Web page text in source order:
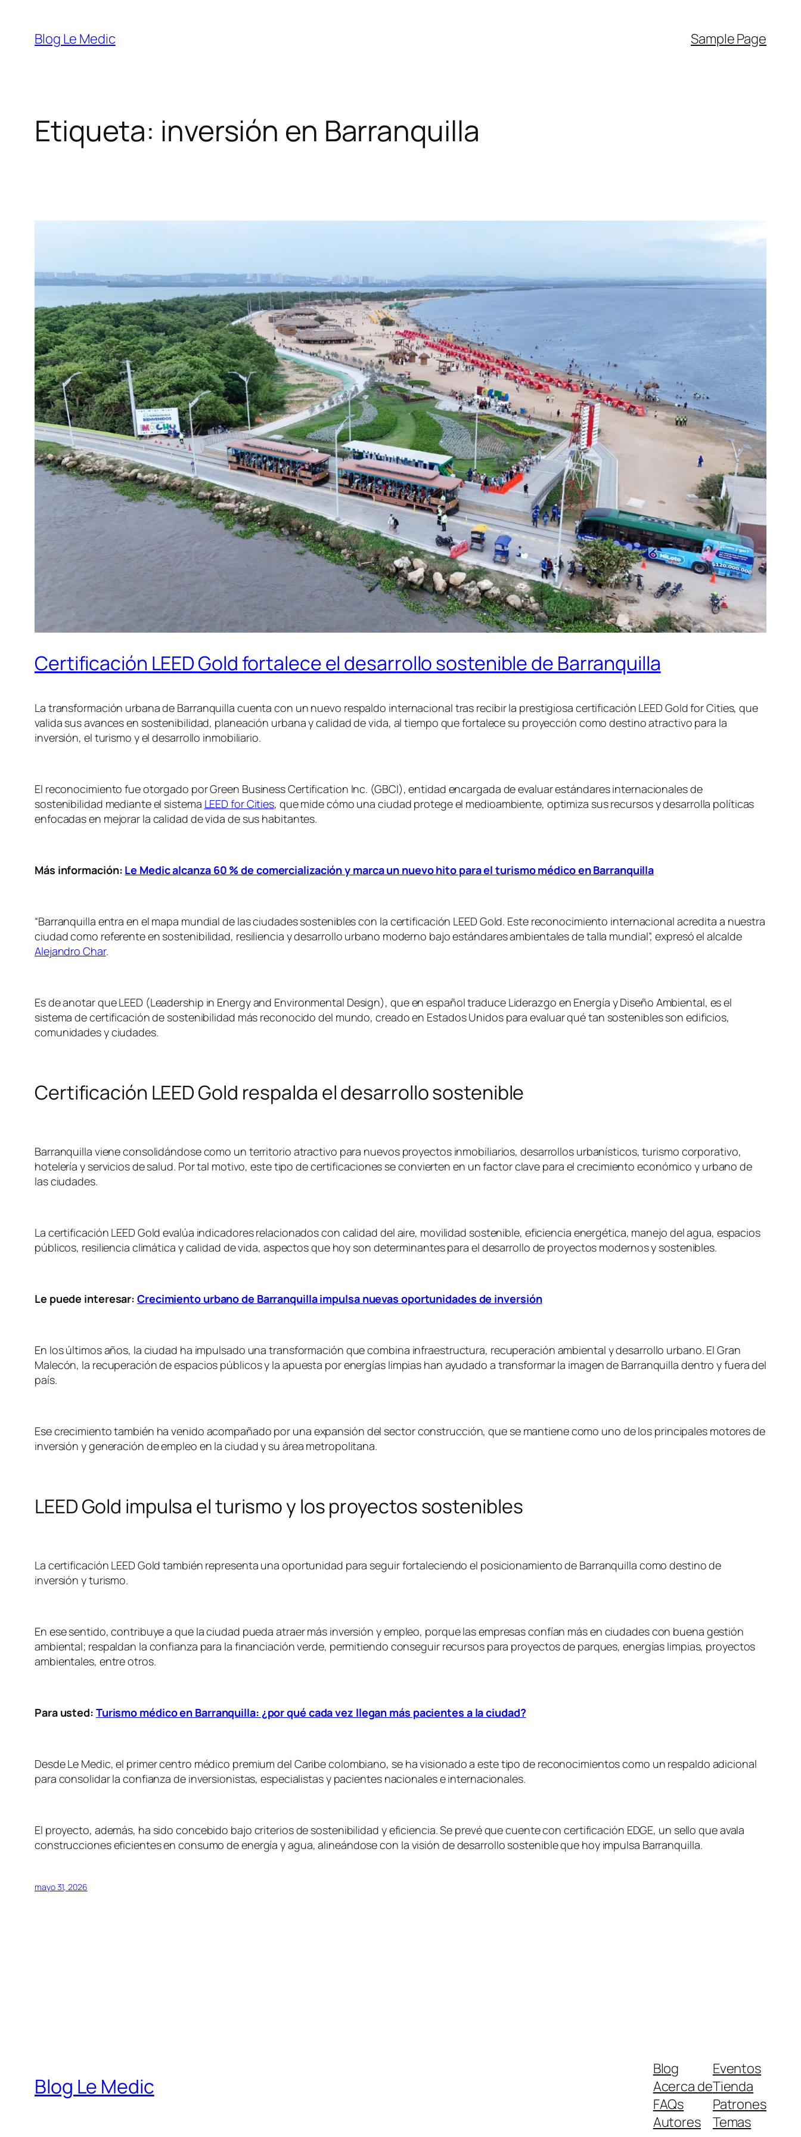
contenido
Blog Le Medic Sample Page
Etiqueta: inversión en Barranquilla
Certificación LEED Gold fortalece el desarrollo sostenible de Barranquilla
La transformación urbana de Barranquilla cuenta con un nuevo respaldo internacional tras recibir la prestigiosa certificación LEED Gold for Cities, que
valida sus avances en sostenibilidad, planeación urbana y calidad de vida, al tiempo que fortalece su proyección como destino atractivo para la
inversión, el turismo y el desarrollo inmobiliario.
El reconocimiento fue otorgado por Green Business Certification Inc. (GBCI), entidad encargada de evaluar estándares internacionales de
sostenibilidad mediante el sistema LEED for Cities, que mide cómo una ciudad protege el medioambiente, optimiza sus recursos y desarrolla políticas
enfocadas en mejorar la calidad de vida de sus habitantes.
Más información: Le Medic alcanza 60 % de comercialización y marca un nuevo hito para el turismo médico en Barranquilla
“Barranquilla entra en el mapa mundial de las ciudades sostenibles con la certificación LEED Gold. Este reconocimiento internacional acredita a nuestra
ciudad como referente en sostenibilidad, resiliencia y desarrollo urbano moderno bajo estándares ambientales de talla mundial”, expresó el alcalde
Alejandro Char.
Es de anotar que LEED (Leadership in Energy and Environmental Design), que en español traduce Liderazgo en Energía y Diseño Ambiental, es el
sistema de certificación de sostenibilidad más reconocido del mundo, creado en Estados Unidos para evaluar qué tan sostenibles son edificios,
comunidades y ciudades.
Certificación LEED Gold respalda el desarrollo sostenible
Barranquilla viene consolidándose como un territorio atractivo para nuevos proyectos inmobiliarios, desarrollos urbanísticos, turismo corporativo,
hotelería y servicios de salud. Por tal motivo, este tipo de certificaciones se convierten en un factor clave para el crecimiento económico y urbano de
las ciudades.
La certificación LEED Gold evalúa indicadores relacionados con calidad del aire, movilidad sostenible, eficiencia energética, manejo del agua, espacios
públicos, resiliencia climática y calidad de vida, aspectos que hoy son determinantes para el desarrollo de proyectos modernos y sostenibles.
Le puede interesar: Crecimiento urbano de Barranquilla impulsa nuevas oportunidades de inversión
En los últimos años, la ciudad ha impulsado una transformación que combina infraestructura, recuperación ambiental y desarrollo urbano. El Gran
Malecón, la recuperación de espacios públicos y la apuesta por energías limpias han ayudado a transformar la imagen de Barranquilla dentro y fuera del
país.
Ese crecimiento también ha venido acompañado por una expansión del sector construcción, que se mantiene como uno de los principales motores de
inversión y generación de empleo en la ciudad y su área metropolitana.
LEED Gold impulsa el turismo y los proyectos sostenibles
La certificación LEED Gold también representa una oportunidad para seguir fortaleciendo el posicionamiento de Barranquilla como destino de
inversión y turismo.
En ese sentido, contribuye a que la ciudad pueda atraer más inversión y empleo, porque las empresas confían más en ciudades con buena gestión
ambiental; respaldan la confianza para la financiación verde, permitiendo conseguir recursos para proyectos de parques, energías limpias, proyectos
ambientales, entre otros.
Para usted: Turismo médico en Barranquilla: ¿por qué cada vez llegan más pacientes a la ciudad?
Desde Le Medic, el primer centro médico premium del Caribe colombiano, se ha visionado a este tipo de reconocimientos como un respaldo adicional
para consolidar la confianza de inversionistas, especialistas y pacientes nacionales e internacionales.
El proyecto, además, ha sido concebido bajo criterios de sostenibilidad y eficiencia. Se prevé que cuente con certificación EDGE, un sello que avala
construcciones eficientes en consumo de energía y agua, alineándose con la visión de desarrollo sostenible que hoy impulsa Barranquilla.
mayo 31, 2026
Blog Le Medic
Blog
Acerca de
FAQs
Autores
Eventos
Tienda
Patrones
Temas